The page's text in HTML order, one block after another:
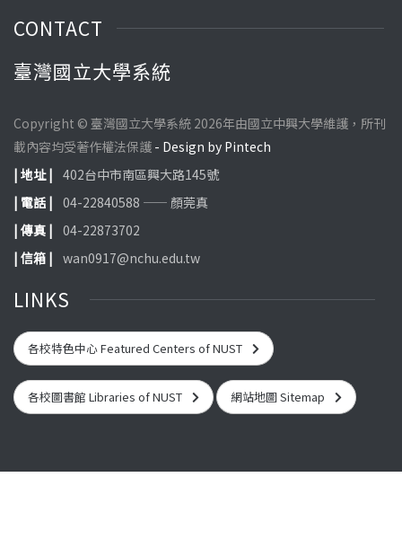
CONTACT
臺灣國立大學系統
Copyright © 臺灣國立大學系統 2026年由國立中興大學維護，所刊
載內容均受著作權法保護 - Design by Pintech
| 地址 | 402台中市南區興大路145號
| 電話 | 04-22840588 —— 顏莞真
| 傳真 | 04-22873702
| 信箱 | wan0917@nchu.edu.tw
LINKS
各校特色中心 Featured Centers of NUST
各校圖書館 Libraries of NUST 網站地圖 Sitemap